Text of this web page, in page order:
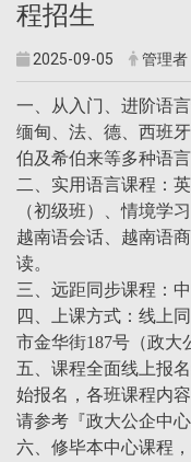
程招生
2025-09-05 管理者
一、从入门、进阶语
缅甸、法、德、西班
伯及希伯来等多种语言
二、实用语言课程：
（初级班）、情境学
越南语会话、越南语
读。
三、远距同步课程：
四、上课方式：线上
市金华街187号（政大
五、课程全面线上报
始报名，各班课程内
请参考『政大公企中心
六、修毕本中心课程